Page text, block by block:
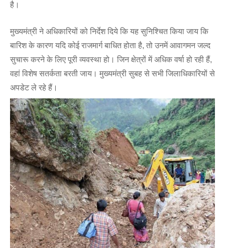
है।
मुख्यमंत्री ने अधिकारियों को निर्देश दिये कि यह सुनिश्चित किया जाय कि
बारिश के कारण यदि कोई राजमार्ग बाधित होता है, तो उनमें आवागमन जल्द
सुचारू करने के लिए पूरी व्यवस्था हो। जिन क्षेत्रों में अधिक वर्षा हो रही हैं,
वहां विशेष सतर्कता बरती जाय। मुख्यमंत्री सुबह से सभी जिलाधिकारियों से
अपडेट ले रहे हैं।